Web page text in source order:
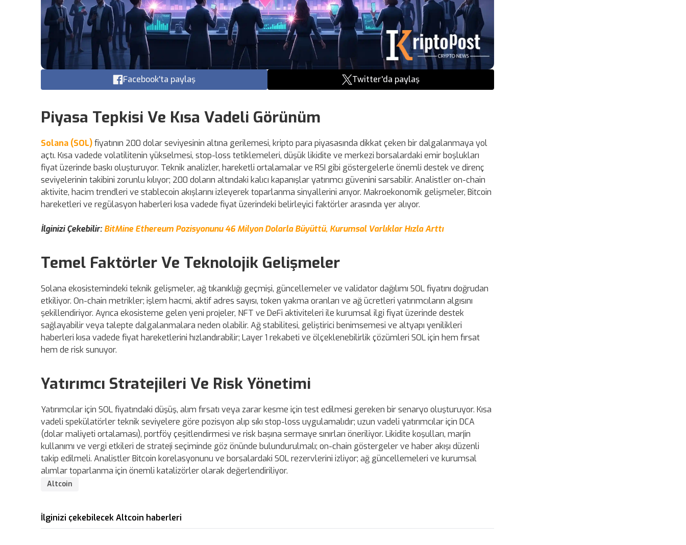
Facebook'ta paylaş Twitter'da paylaş
Piyasa Tepkisi Ve Kısa Vadeli Görünüm
Solana (SOL)fiyatının 200 dolar seviyesinin altına gerilemesi, kripto para piyasasında dikkat çeken bir dalgalanmaya yol
açtı. Kısa vadede volatilitenin yükselmesi, stop-loss tetiklemeleri, düşük likidite ve merkezi borsalardaki emir boşlukları
fiyat üzerinde baskı oluşturuyor. Teknik analizler, hareketli ortalamalar ve RSI gibi göstergelerle önemli destek ve direnç
seviyelerinin takibini zorunlu kılıyor; 200 doların altındaki kalıcı kapanışlar yatırımcı güvenini sarsabilir. Analistler on-chain
aktivite, hacim trendleri ve stablecoin akışlarını izleyerek toparlanma sinyallerini arıyor. Makroekonomik gelişmeler, Bitcoin
hareketleri ve regülasyon haberleri kısa vadede fiyat üzerindeki belirleyici faktörler arasında yer alıyor.
İlginizi Çekebilir:BitMine Ethereum Pozisyonunu 46 Milyon Dolarla Büyüttü, Kurumsal Varlıklar Hızla Arttı
Temel Faktörler Ve Teknolojik Gelişmeler
Solana ekosistemindeki teknik gelişmeler, ağ tıkanıklığı geçmişi, güncellemeler ve validator dağılımı SOL fiyatını doğrudan
etkiliyor. On-chain metrikler; işlem hacmi, aktif adres sayısı, token yakma oranları ve ağ ücretleri yatırımcıların algısını
şekillendiriyor. Ayrıca ekosisteme gelen yeni projeler, NFT ve DeFi aktiviteleri ile kurumsal ilgi fiyat üzerinde destek
sağlayabilir veya talepte dalgalanmalara neden olabilir. Ağ stabilitesi, geliştirici benimsemesi ve altyapı yenilikleri
haberleri kısa vadede fiyat hareketlerini hızlandırabilir; Layer 1 rekabeti ve ölçeklenebilirlik çözümleri SOL için hem fırsat
hem de risk sunuyor.
Yatırımcı Stratejileri Ve Risk Yönetimi
Yatırımcılar için SOL fiyatındaki düşüş, alım fırsatı veya zarar kesme için test edilmesi gereken bir senaryo oluşturuyor. Kısa
vadeli spekülatörler teknik seviyelere göre pozisyon alıp sıkı stop-loss uygulamalıdır; uzun vadeli yatırımcılar için DCA
(dolar maliyeti ortalaması), portföy çeşitlendirmesi ve risk başına sermaye sınırları öneriliyor. Likidite koşulları, marjin
kullanımı ve vergi etkileri de strateji seçiminde göz önünde bulundurulmalı; on-chain göstergeler ve haber akışı düzenli
takip edilmeli. Analistler Bitcoin korelasyonunu ve borsalardaki SOL rezervlerini izliyor; ağ güncellemeleri ve kurumsal
alımlar toparlanma için önemli katalizörler olarak değerlendiriliyor.
Altcoin
İlginizi çekebilecek Altcoin haberleri